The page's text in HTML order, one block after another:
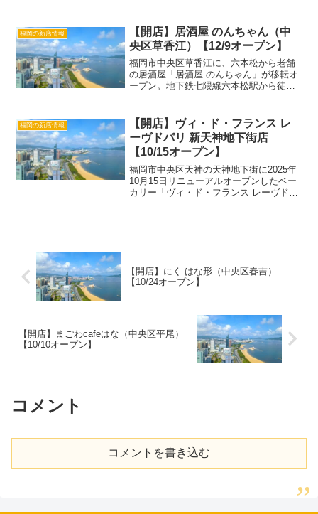
中洲店(@gyuusyun)がシェアした投稿
「...
福岡の新店情報
【開店】居酒屋 のんちゃん（中
央区草香江）【12/9オープン】
福岡市中央区草香江に、六本松から老舗
の居酒屋「居酒屋 のんちゃん」が移転オ
ープン。地下鉄七隈線六本松駅から徒歩
酒屋のんちゃん(@izakayanonch...
福岡の新店情報
【開店】ヴィ・ド・フランス レ
ーヴドパリ 新天神地下街店
【10/15オープン】
福岡市中央区天神の天神地下街に2025年
10月15日リニューアルオープンしたベー
カリー「ヴィ・ド・フランス レーヴドパ
【開店】にく はな形（中央区春吉）
【10/24オープン】
【開店】まごわcafeはな（中央区平尾）
【10/10オープン】
コメント
コメントを書き込む